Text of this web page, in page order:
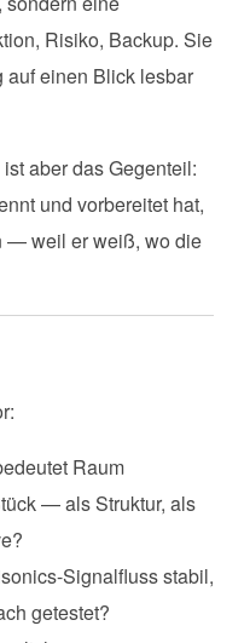
Risiko, Backup. Sie
auf einen Blick lesbar
aber das Gegenteil:
und vorbereitet hat,
— weil er weiß, wo die
Raum
— als Struktur, als
Signalfluss stabil,
getestet?